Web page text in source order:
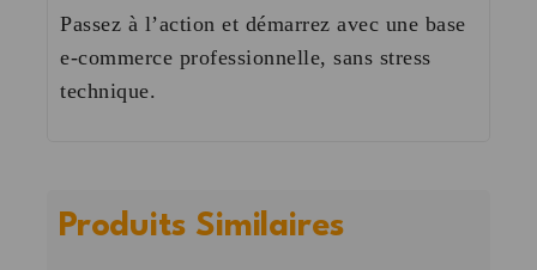
Passez à l’action et démarrez avec une base
e-commerce professionnelle, sans stress
technique.
Produits Similaires